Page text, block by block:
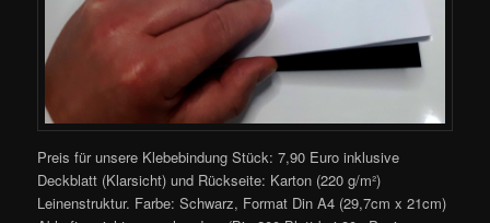
Preis für unsere Klebebindung Stück: 7,90 Euro inklusive
Deckblatt (Klarsicht) und Rückseite: Karton (220 g/m²)
Leinenstruktur. Farbe: Schwarz, Format Din A4 (29,7cm x 21cm)